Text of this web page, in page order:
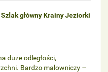
Szlak główny Krainy Jeziorki
duże odległości,
Bardzo malowniczy –